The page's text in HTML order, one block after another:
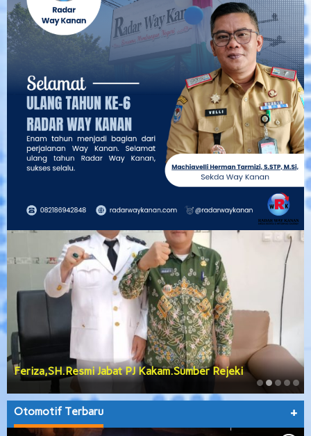
Feriza,SH.Resmi Jabat PJ Kakam.Sumber Rejeki
Otomotif Terbaru +